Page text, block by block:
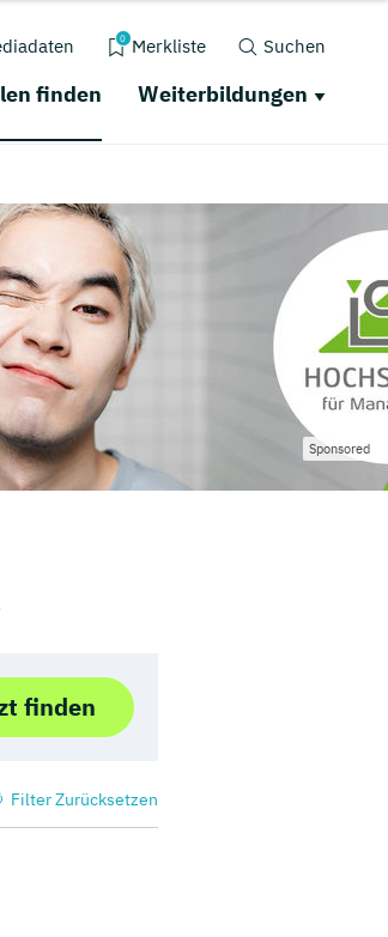
0 Merkliste Suchen
finden Weiterbildungen
Sponsored
finden
Filter Zurücksetzen